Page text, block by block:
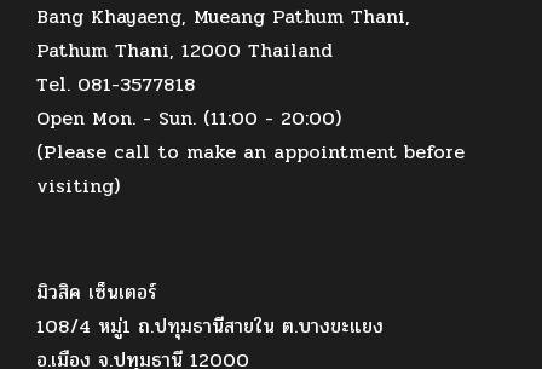
Bang Khayaeng, Mueang Pathum Thani,
Pathum Thani, 12000 Thailand
Tel. 081-3577818
Open Mon. - Sun. (11:00 - 20:00)
(Please call to make an appointment before
visiting)
มิวสิค เซ็นเตอร์
108/4 หมู่1 ถ.ปทุมธานีสายใน ต.บางขะแยง
อ.เมือง จ.ปทุมธานี 12000